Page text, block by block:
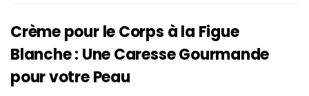
Crème pour le Corps à la Figue
Blanche : Une Caresse Gourmande
pour votre Peau